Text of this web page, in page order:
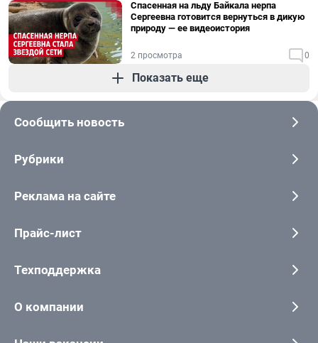
Спасенная на льду Байкала нерпа
Сергеевна готовится вернуться в дикую
природу — ее видеоистория
2 просмотра 0
Показать еще
Сообщить новость
Рубрики
Реклама на сайте
Прайс-лист
Техподдержка
О компании